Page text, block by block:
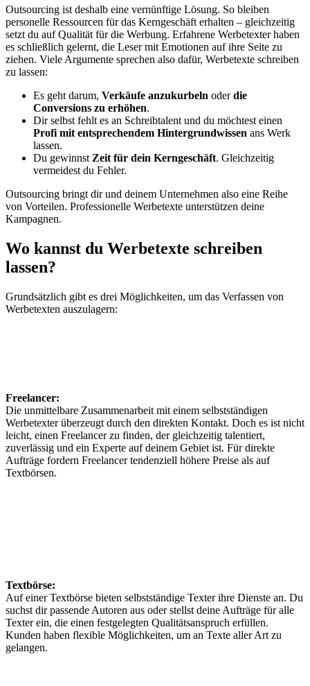
Outsourcing ist deshalb eine vernünftige Lösung. So bleiben
personelle Ressourcen für das Kerngeschäft erhalten – gleichzeitig
setzt du auf Qualität für die Werbung. Erfahrene Werbetexter haben
es schließlich gelernt, die Leser mit Emotionen auf ihre Seite zu
ziehen. Viele Argumente sprechen also dafür, Werbetexte schreiben
zu lassen:
Es geht darum, Verkäufe anzukurbeln oderdie
Conversions zu erhöhen.
Dir selbst fehlt es an Schreibtalent und du möchtest einen
Profi mit entsprechendem Hintergrundwissen ans Werk
lassen.
Du gewinnst Zeit für dein Kerngeschäft. Gleichzeitig
vermeidest du Fehler.
Outsourcing bringt dir und deinem Unternehmen also eine Reihe
von Vorteilen. Professionelle Werbetexte unterstützen deine
Kampagnen.
Wo kannst du Werbetexte schreiben
lassen?
Grundsätzlich gibt es drei Möglichkeiten, um das Verfassen von
Werbetexten auszulagern:
Freelancer:
Die unmittelbare Zusammenarbeit mit einem selbstständigen
Werbetexter überzeugt durch den direkten Kontakt. Doch es ist nicht
leicht, einen Freelancer zu finden, der gleichzeitig talentiert,
zuverlässig und ein Experte auf deinem Gebiet ist. Für direkte
Aufträge fordern Freelancer tendenziell höhere Preise als auf
Textbörsen.
Textbörse:
Auf einer Textbörse bieten selbstständige Texter ihre Dienste an. Du
suchst dir passende Autoren aus oder stellst deine Aufträge für alle
Texter ein, die einen festgelegten Qualitätsanspruch erfüllen.
Kunden haben flexible Möglichkeiten, um an Texte aller Art zu
gelangen.